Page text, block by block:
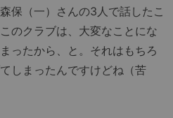
保（一）さんの3人で話したこ
のクラブは、大変なことにな
ったから、と。それはもちろ
しまったんですけどね（苦